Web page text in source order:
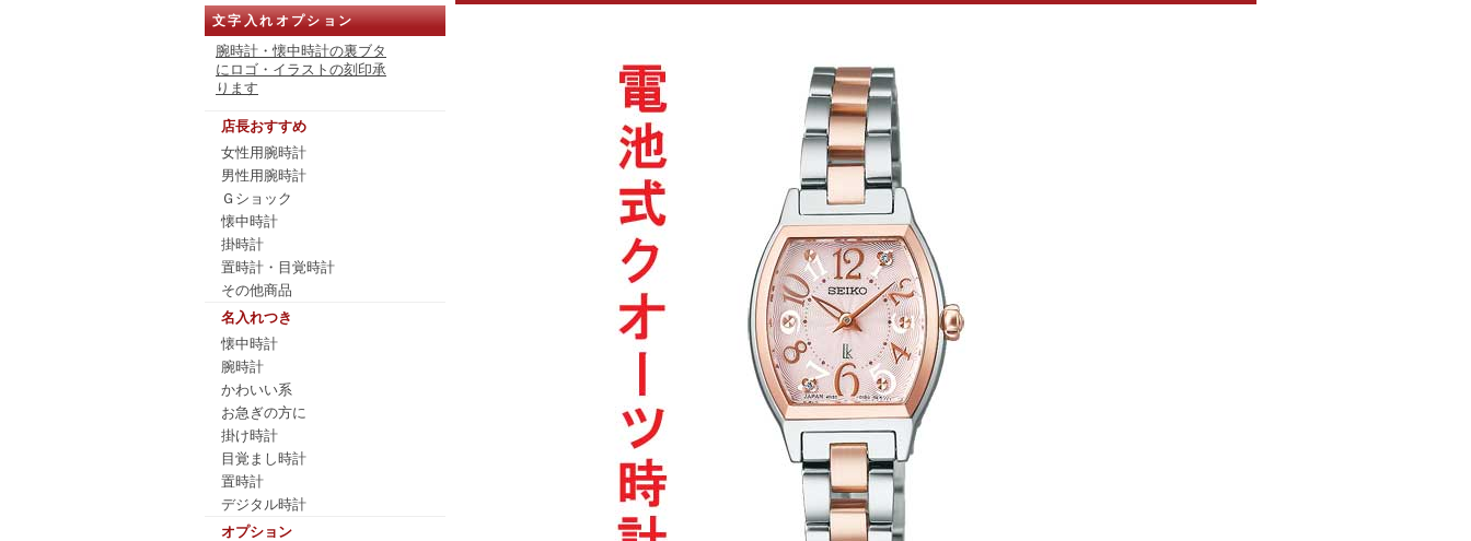
文字入れオプション
腕時計・懐中時計の裏ブタ
にロゴ・イラストの刻印承
ります
店長おすすめ
女性用腕時計
男性用腕時計
Ｇショック
懐中時計
掛時計
置時計・目覚時計
その他商品
名入れつき
懐中時計
腕時計
かわいい系
お急ぎの方に
掛け時計
目覚まし時計
置時計
デジタル時計
オプション